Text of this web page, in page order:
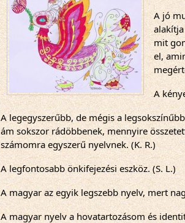
A jó
mit
el,
A
A legegyszerűbb, de mégis a
ám sokszor rádöbbenek, mennyire
számomra egyszerű nyelvnek. (K. R.)
A legfontosabb önkifejezési eszköz. (S. L.)
A magyar az egyik legszebb nyelv, mert
A magyar nyelv a hovatartozásom és